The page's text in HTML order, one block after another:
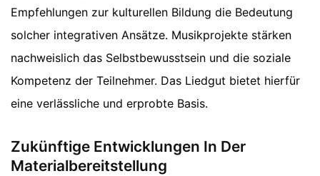
Empfehlungen zur kulturellen Bildung die Bedeutung
solcher integrativen Ansätze. Musikprojekte stärken
nachweislich das Selbstbewusstsein und die soziale
Kompetenz der Teilnehmer. Das Liedgut bietet hierfür
eine verlässliche und erprobte Basis.
Zukünftige Entwicklungen In Der
Materialbereitstellung